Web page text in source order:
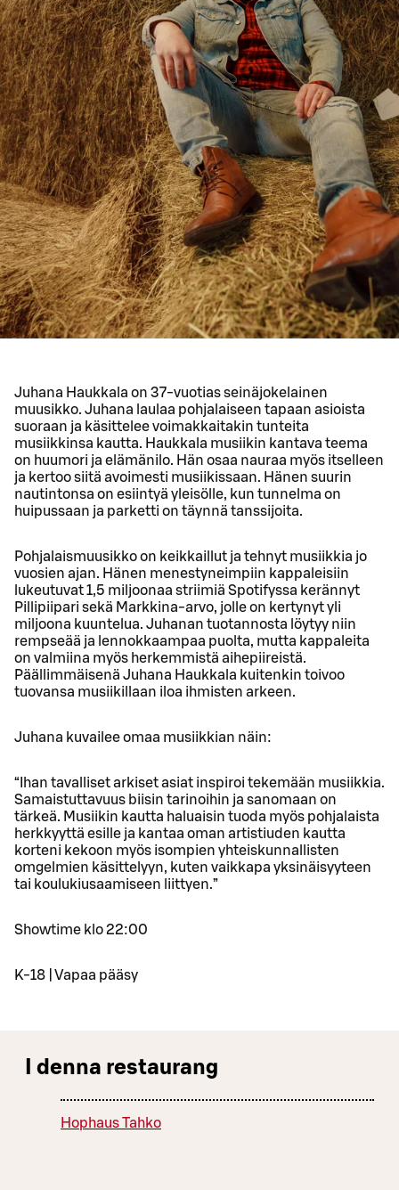
Juhana Haukkala on 37-vuotias seinäjokelainen
muusikko. Juhana laulaa pohjalaiseen tapaan asioista
suoraan ja käsittelee voimakkaitakin tunteita
musiikkinsa kautta. Haukkala musiikin kantava teema
on huumori ja elämänilo. Hän osaa nauraa myös itselleen
ja kertoo siitä avoimesti musiikissaan. Hänen suurin
nautintonsa on esiintyä yleisölle, kun tunnelma on
huipussaan ja parketti on täynnä tanssijoita.
Pohjalaismuusikko on keikkaillut ja tehnyt musiikkia jo
vuosien ajan. Hänen menestyneimpiin kappaleisiin
lukeutuvat 1,5 miljoonaa striimiä Spotifyssa kerännyt
Pillipiipari sekä Markkina-arvo, jolle on kertynyt yli
miljoona kuuntelua. Juhanan tuotannosta löytyy niin
rempseää ja lennokkaampaa puolta, mutta kappaleita
on valmiina myös herkemmistä aihepiireistä.
Päällimmäisenä Juhana Haukkala kuitenkin toivoo
tuovansa musiikillaan iloa ihmisten arkeen.
Juhana kuvailee omaa musiikkian näin:
“Ihan tavalliset arkiset asiat inspiroi tekemään musiikkia.
Samaistuttavuus biisin tarinoihin ja sanomaan on
tärkeä. Musiikin kautta haluaisin tuoda myös pohjalaista
herkkyyttä esille ja kantaa oman artistiuden kautta
korteni kekoon myös isompien yhteiskunnallisten
omgelmien käsittelyyn, kuten vaikkapa yksinäisyyteen
tai koulukiusaamiseen liittyen.”
Showtime klo 22:00
K-18 | Vapaa pääsy
I denna restaurang
Hophaus Tahko